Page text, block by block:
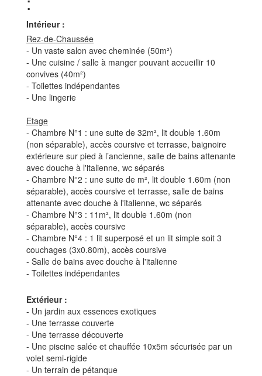
Intérieur :
Rez-de-Chaussée
- Un vaste salon avec cheminée (50m²)
- Une cuisine / salle à manger pouvant accueillir 10
convives (40m²)
- Toilettes indépendantes
- Une lingerie
Etage
- Chambre N°1 : une suite de 32m², lit double 1.60m
(non séparable), accès coursive et terrasse, baignoire
extérieure sur pied à l’ancienne, salle de bains attenante
avec douche à l'italienne, wc séparés
- Chambre N°2 : une suite de m², lit double 1.60m (non
séparable), accès coursive et terrasse, salle de bains
attenante avec douche à l'italienne, wc séparés
- Chambre N°3 : 11m², lit double 1.60m (non
séparable), accès coursive
- Chambre N°4 : 1 lit superposé et un lit simple soit 3
couchages (3x0.80m), accès coursive
- Salle de bains avec douche à l'italienne
- Toilettes indépendantes
Extérieur :
- Un jardin aux essences exotiques
- Une terrasse couverte
- Une terrasse découverte
- Une piscine salée et chauffée 10x5m sécurisée par un
volet semi-rigide
- Un terrain de pétanque